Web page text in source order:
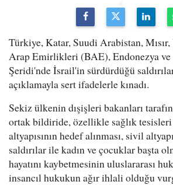
Türkiye, Katar, Suudi Arabistan,
Arap Emirlikleri (BAE), Endonezya ve
Şeridi'nde İsrail'in sürdürdüğü
açıklamayla sert ifadelerle kınadı.
Sekiz ülkenin dışişleri bakanları
ortak bildiride, özellikle sağlık tesisleri
altyapısının hedef alınması, sivil
saldırılar ile kadın ve çocuklar başta
hayatını kaybetmesinin uluslararası
insancıl hukukun ağır ihlali olduğu